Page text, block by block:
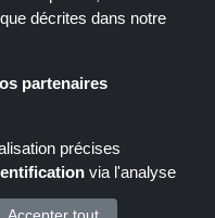
décrites dans notre
partenaires
précises
via l'analyse